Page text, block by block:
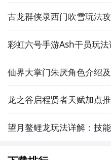
古龙群侠录西门吹雪玩法
彩虹六号手游Ash干员玩
仙界大掌门朱厌角色介绍
龙之谷启程贤者天赋加点
望月鳌鲤龙玩法详解：技